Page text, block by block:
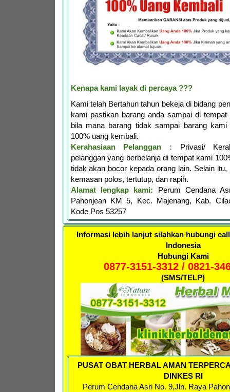
Kenapa kami layak di percaya ???
Kami telah Bertahun tahun bekeja di bidang
kami pastikan barang anda sampai di
bila mana barang tidak sampai barang
100% uang kembali.
Kerahasiaan Pelanggan : Privasi/
pelanggan yang berbelanja di tempat kami
tidak akan bocor kepada orang lain. Selain
kemasan polos, tertutup, dan rapih.
Alamat lengkap kami:
Perum Cendana
Pahonjean KM 5, Kec. Majenang, Kab.
Kode Pos 53257
Informasi lebih lanjut silahkan hubungi
Indonesia
Hubungi Kami
0877-3151-3312 / 0821-
(SMS/TELP)
PUSAT OBAT HERBAL AMAN
DINKES RI
Perum Cendana Asri No. 9,Jln. Raya